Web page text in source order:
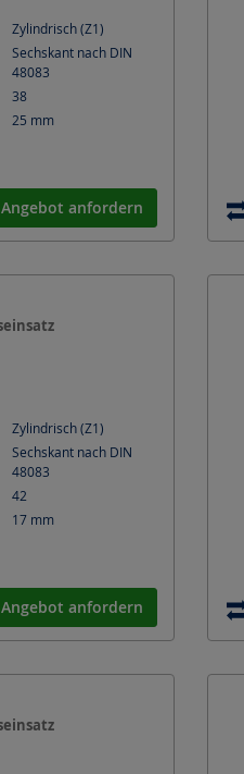
Zylindrisch (Z1)
Sechskant nach DIN
48083
38
25 mm
Angebot anfordern
Zylindrisch (Z1)
Sechskant nach DIN
48083
42
17 mm
Angebot anfordern